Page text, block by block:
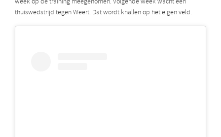
thuiswedstrijd tegen Weert. Dat wordt knallen op het eigen veld.